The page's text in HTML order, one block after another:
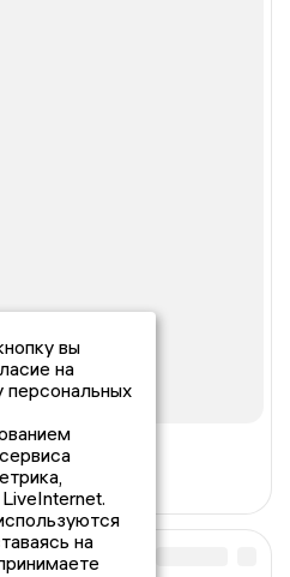
вы
на
персональных
на